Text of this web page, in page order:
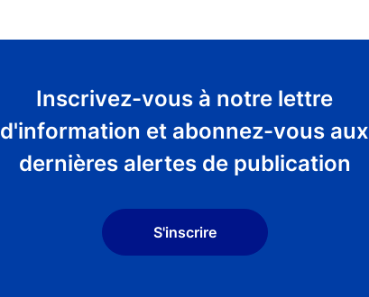
Inscrivez-vous à notre lettre
d'information et abonnez-vous aux
dernières alertes de publication
S'inscrire